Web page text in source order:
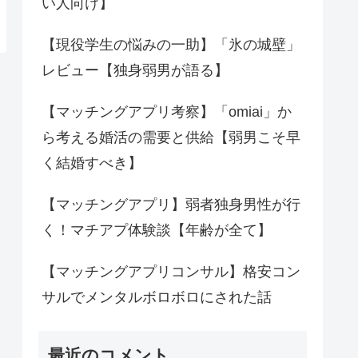
【現役学生の悩みの一助】「氷の城壁」
レビュー【独身弱男が語る】
【マッチングアプリ考察】「omiai」か
ら考える婚活の需要と供給【弱男こそ早
く結婚すべき】
【マッチングアプリ】弱者独身男性が行
く！マチアプ体験談【年齢が全て】
【マッチングアプリコンサル】格安コン
サルでメンタルボロボロにされた話